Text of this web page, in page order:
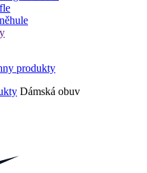
Dámská obuv